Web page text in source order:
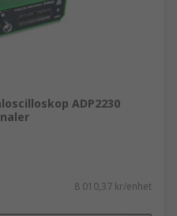
ADP2230
8 010,37 kr/enhet